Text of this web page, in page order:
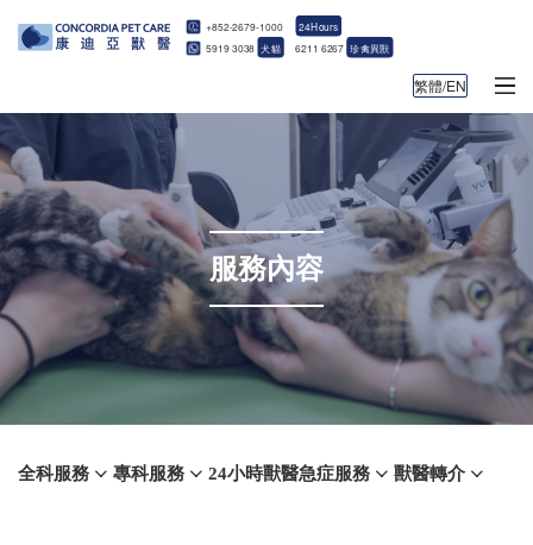
+852-2679-1000 24Hours
5919 3038 犬貓 6211 6267 珍禽異獸
繁體/EN
服務內容
全科服務  專科服務  24小時獸醫急症服務  獸醫轉介 